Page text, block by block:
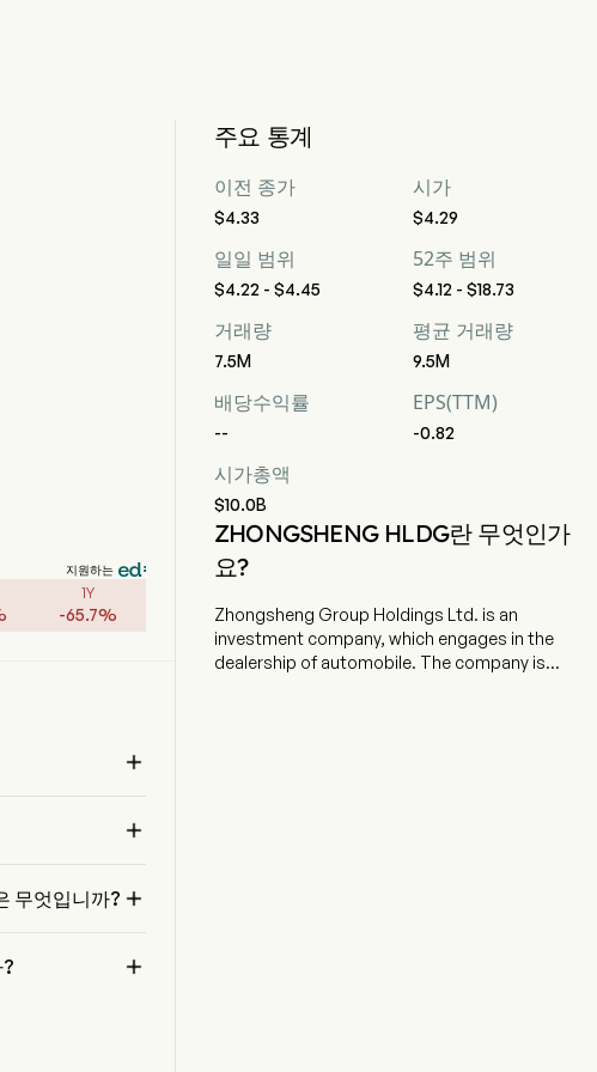
지원하는
1Y
-65.7%


무엇입니까?

주요 통계
이전 종가
$4.33
시가
$4.29
일일 범위
$4.22 - $4.45
52주 범위
$4.12 - $18.73
거래량
7.5M
평균 거래량
9.5M
배당수익률
--
EPS(TTM)
-0.82
시가총액
$10.0B
ZHONGSHENG HLDG란 무엇인가
요?
Zhongsheng Group Holdings Ltd. is an
investment company, which engages in the
dealership of automobile. The company is